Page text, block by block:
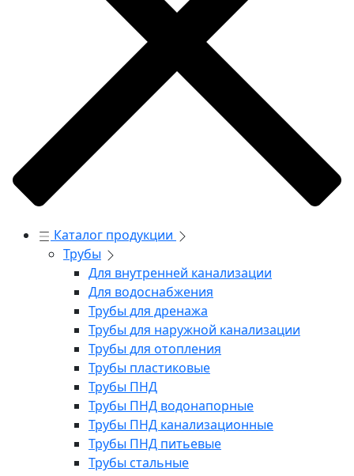
Каталог продукции
Трубы
Для внутренней канализации
Для водоснабжения
Трубы для дренажа
Трубы для наружной канализации
Трубы для отопления
Трубы пластиковые
Трубы ПНД
Трубы ПНД водонапорные
Трубы ПНД канализационные
Трубы ПНД питьевые
Трубы стальные